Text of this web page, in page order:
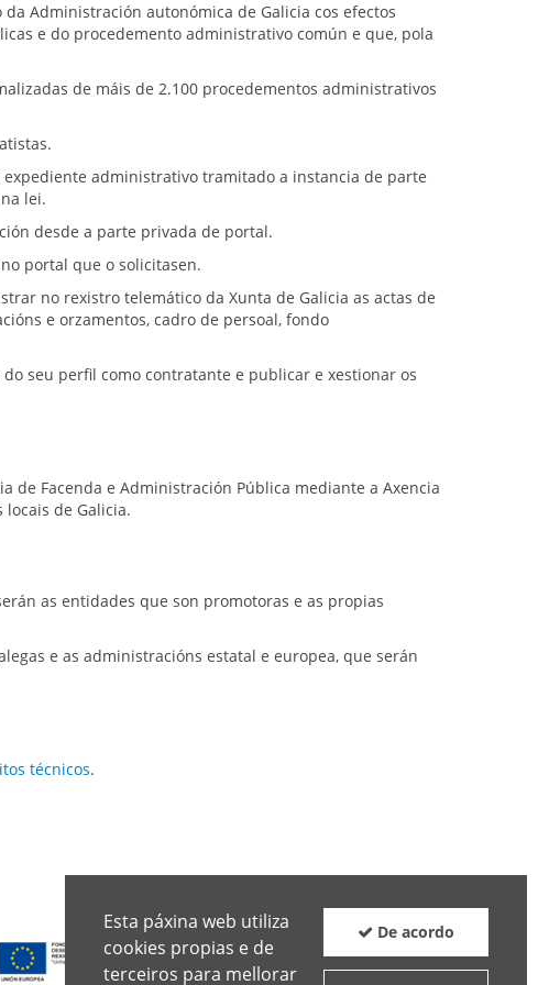
Esta páxina web utiliza
cookies propias e de
terceiros para mellorar
De acordo
Administración autonómica de Galicia cos efectos
e do procedemento administrativo común e que, pola
de máis de 2.100 procedementos administrativos
administrativo tramitado a instancia de parte
lei.
desde a parte privada de portal.
portal que o solicitasen.
no rexistro telemático da Xunta de Galicia as actas de
e orzamentos, cadro de persoal, fondo
seu perfil como contratante e publicar e xestionar os
de Facenda e Administración Pública mediante a Axencia
locais de Galicia.
as entidades que son promotoras e as propias
e as administracións estatal e europea, que serán
técnicos.
Twitter
Facebook
Boletín